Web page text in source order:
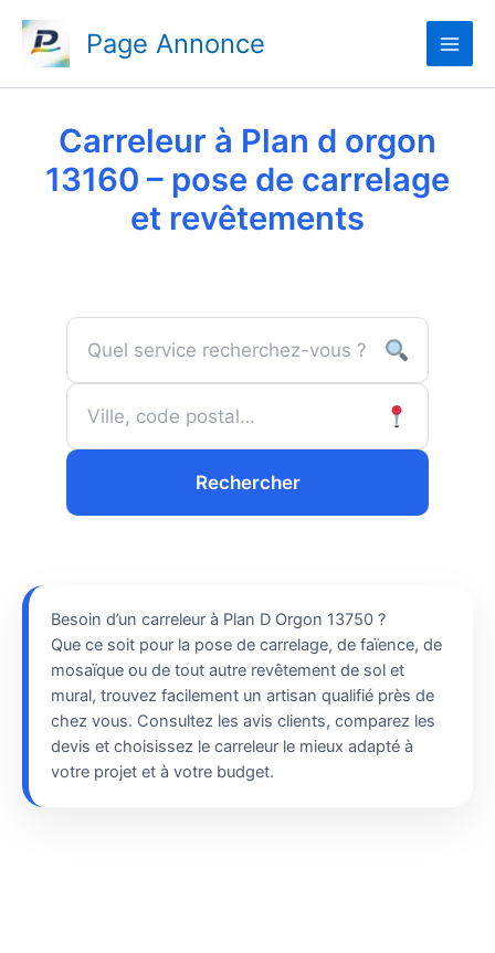
contenu
Page Annonce
Carreleur à Plan d orgon
13160 – pose de carrelage
et revêtements
Rechercher
Besoin d’un carreleur à Plan D Orgon 13750 ?
Que ce soit pour la pose de carrelage, de faïence, de
mosaïque ou de tout autre revêtement de sol et
mural, trouvez facilement un artisan qualifié près de
chez vous. Consultez les avis clients, comparez les
devis et choisissez le carreleur le mieux adapté à
votre projet et à votre budget.